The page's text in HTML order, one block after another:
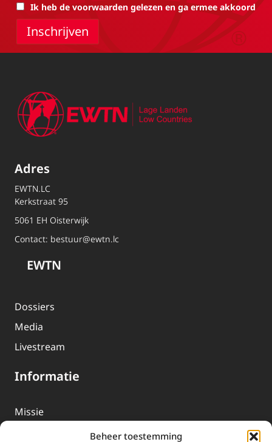
Beheer toestemming
Ik heb de voorwaarden gelezen en ga ermee akkoord
Adres
EWTN.LC
Kerkstraat 95
5061 EH Oisterwijk
Contact: bestuur@ewtn.lc
EWTN
Dossiers
Media
Livestream
Informatie
Missie